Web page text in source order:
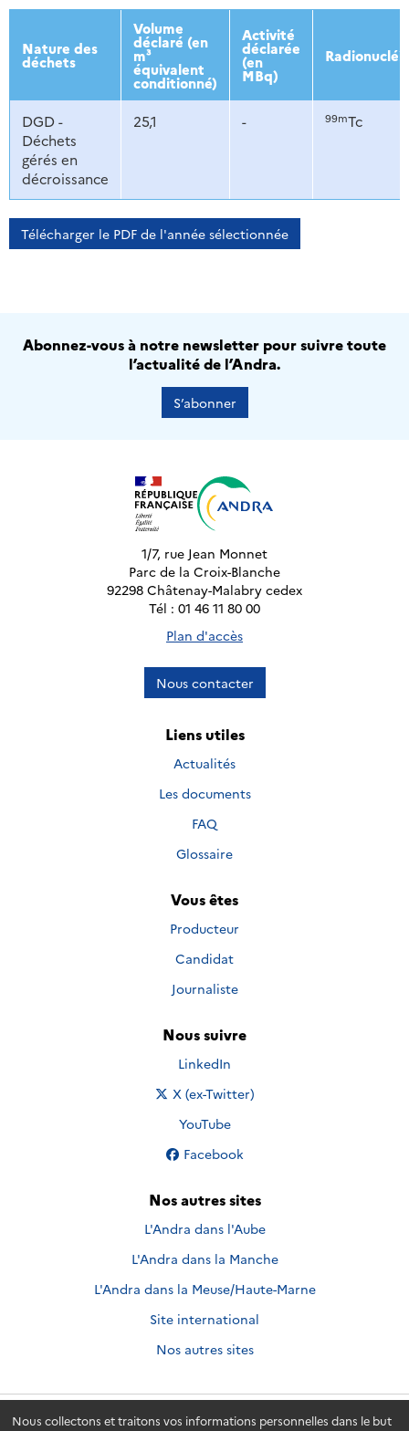
Nous collectons et traitons vos informations personnelles dans le but
2013 2014 2015 2016
Nature des
déchets
Volume
déclaré (en
m³
équivalent
conditionné)
Activité
déclarée
(en
MBq)
DGD -
Déchets
gérés en
décroissance
25,1 - 99mTc
Télécharger le PDF de l'année sélectionnée
Abonnez-vous à notre newsletter pour suivre toute
l’actualité de l’Andra.
S’abonner
1/7, rue Jean Monnet
Parc de la Croix-Blanche
92298 Châtenay-Malabry cedex
Tél : 01 46 11 80 00
Plan d'accès
Nous contacter
Liens utiles
Actualités
Les documents
FAQ
Glossaire
Vous êtes
Producteur
Candidat
Journaliste
Nous suivre
Nous suivre sur
LinkedIn
Nous suivre sur
X (ex-Twitter)
Nous suivre sur
YouTube
Nous suivre sur
Facebook
Nos autres sites
L'Andra dans l'Aube
L'Andra dans la Manche
L'Andra dans la Meuse/Haute-Marne
Site international
Nos autres sites
Andra.fr © 2026 - Andra. Tous droits réservés.